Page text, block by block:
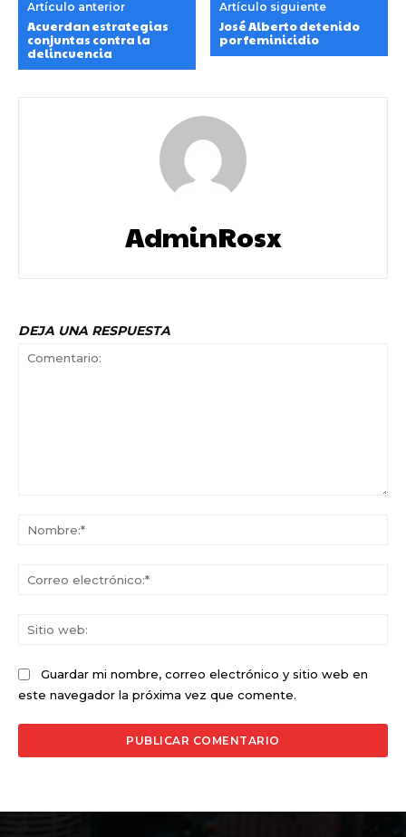
Artículo anterior
Acuerdan estrategias
conjuntas contra la
delincuencia
Artículo siguiente
José Alberto detenido
por feminicidio
AdminRosx
DEJA UNA RESPUESTA
Guardar mi nombre, correo electrónico y sitio web en
este navegador la próxima vez que comente.